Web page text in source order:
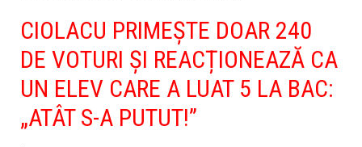
CIOLACU PRIMEȘTE DOAR 240
DE VOTURI ȘI REACȚIONEAZĂ CA
UN ELEV CARE A LUAT 5 LA BAC:
„ATÂT S-A PUTUT!”